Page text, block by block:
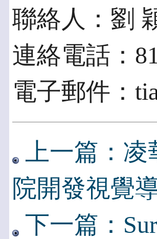
聯絡人：劉
連絡電話：
電子郵件：
上一篇：
院開發視覺
下一篇：